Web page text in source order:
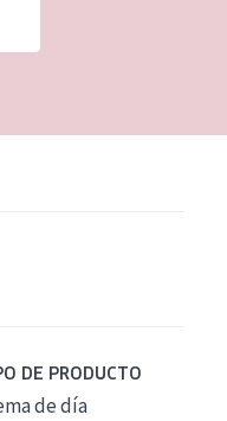
DE PRODUCTO
de día